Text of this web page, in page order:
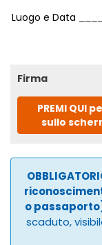
Luogo e Data
Firma
PREMI QUI
sullo
o passaporto)
scaduto,